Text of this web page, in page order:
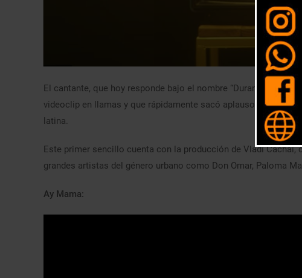
El cantante, que hoy responde bajo el nombre “Duran”, estrenó
videoclip en llamas y que rápidamente sacó aplausos enredes
latina.
Este primer sencillo cuenta con la producción de Vladi
grandes artistas del género urbano como Don Omar, Paloma
Ay Mama: